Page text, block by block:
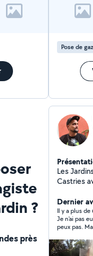
petits
conseil,
Pose de
?
près
Les
Castries
de
toutes
Envoyez-
vos choix
Dernier
Il y a plus de
Je n'ai pas
peux pas.
ne veut pas